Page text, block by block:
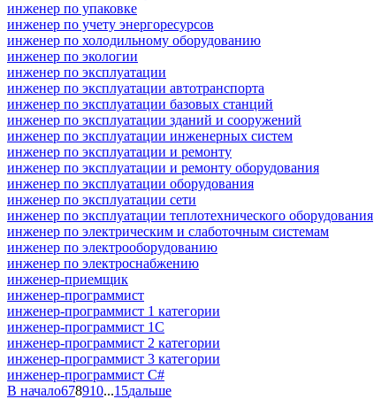
инженер по упаковке
инженер по учету энергоресурсов
инженер по холодильному оборудованию
инженер по экологии
инженер по эксплуатации
инженер по эксплуатации автотранспорта
инженер по эксплуатации базовых станций
инженер по эксплуатации зданий и сооружений
инженер по эксплуатации инженерных систем
инженер по эксплуатации и ремонту
инженер по эксплуатации и ремонту оборудования
инженер по эксплуатации оборудования
инженер по эксплуатации сети
инженер по эксплуатации теплотехнического оборудования
инженер по электрическим и слаботочным системам
инженер по электрооборудованию
инженер по электроснабжению
инженер-приемщик
инженер-программист
инженер-программист 1 категории
инженер-программист 1С
инженер-программист 2 категории
инженер-программист 3 категории
инженер-программист C#
В начало678910...15дальше